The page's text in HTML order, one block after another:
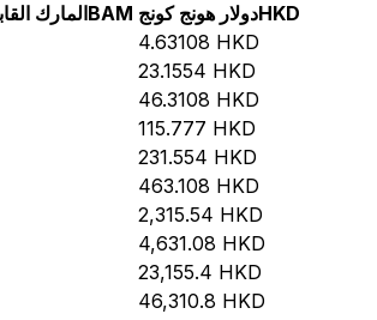
الماركBAM دولار هونج كونجHKD
4.63108 HKD
23.1554 HKD
46.3108 HKD
115.777 HKD
231.554 HKD
463.108 HKD
2,315.54 HKD
4,631.08 HKD
23,155.4 HKD
46,310.8 HKD